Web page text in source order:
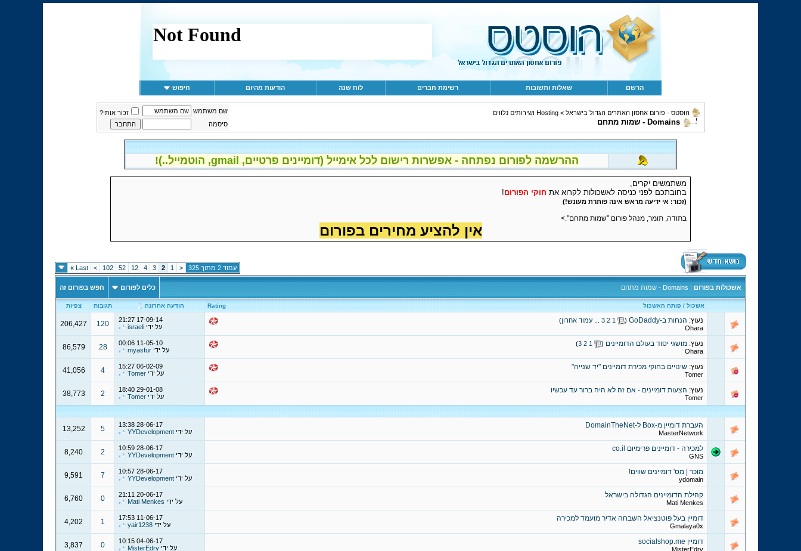
הרשם שאלות ותשובות רשימת חברים לוח שנה הודעות מהיום חיפוש
הוסטס - פורום אחסון האתרים הגדול בישראל >Hosting ושירותים נלווים
Domains - שמות מתחם
שם משתמש
זכור אותי?
סיסמה
ההרשמה לפורום נפתחה - אפשרות רישום לכל אימייל (דומיינים פרטיים, gmail, הוטמייל..)!
משתמשים יקרים,
בחובתכם לפני כניסה לאשכולות לקרוא את חוקי הפורום!
(זכור: אי ידיעה מראש אינה פותרת מעונש!)
בתודה, תומר, מנהל פורום "שמות מתחם".>
אין להציע מחירים בפורום
עמוד 2 מתוך 325 <
1
2
3
4
12
52
102
>
Last
»
אשכולות בפורום : Domains - שמות מתחם כלים לפורום חפש בפורום זה
Rating אשכול / פותח האשכול הודעה אחרונה תגובות צפיות
נעוץ: הנחות ב-GoDaddy (
1
2
3 עמוד אחרון)
Ohara
17-09-14
21:27
על ידי israeli
120
206,427
נעוץ: מושגי יסוד בעולם הדומיינים (
1
2
3
)
Ohara
11-05-10
00:06
על ידי myasfur
28
86,579
נעוץ: שינויים בחוקי מכירת דומיינים "יד שנייה"
Tomer
06-02-09
15:27
על ידי Tomer
4
41,056
נעוץ: הצעות דומיינים - אם זה לא היה ברור עד עכשיו
Tomer
29-01-08
18:40
על ידי Tomer
2
38,773
העברת דומיין מ-Box ל-DomainTheNet
MasterNetwork
28-06-17
13:38
על ידי YYDevelopment
5
13,252
למכירה - דומיינים פרימיום co.il
GNS
28-06-17
10:59
על ידי YYDevelopment
2
8,240
מוכר | מס' דומיינים שווים!
ydomain
28-06-17
10:57
על ידי YYDevelopment
7
9,591
קהילת הדומיינים הגדולה בישראל
Mati Menkes
20-06-17
21:11
על ידי Mati Menkes
0
6,760
דומיין בעל פוטנציאל השבחה אדיר מועמד למכירה
Gmalaya0x
11-06-17
17:53
על ידי yair1238
1
4,202
דומיין socialshop.me
MisterEdry
04-06-17
10:15
על ידי MisterEdry
0
3,837